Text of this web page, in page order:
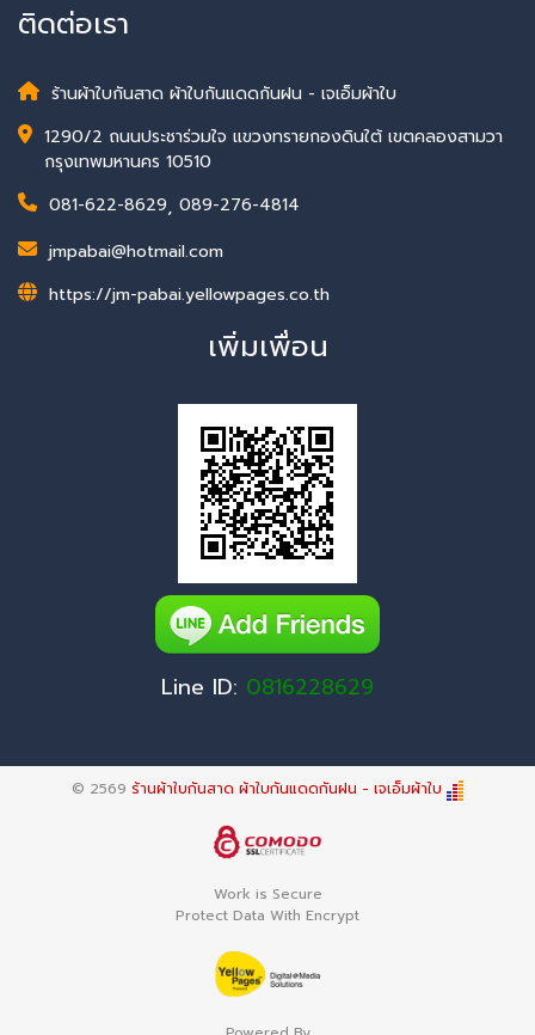
ติดต่อเรา
ร้านผ้าใบกันสาด ผ้าใบกันแดดกันฝน - เจเอ็มผ้าใบ
1290/2 ถนนประชาร่วมใจ แขวงทรายกองดินใต้ เขตคลองสามวา
กรุงเทพมหานคร 10510
081-622-8629, 089-276-4814
jmpabai@hotmail.com
https://jm-pabai.yellowpages.co.th
เพิ่มเพื่อน
Line ID: 0816228629
© 2569 ร้านผ้าใบกันสาด ผ้าใบกันแดดกันฝน - เจเอ็มผ้าใบ
Work is Secure
Protect Data With Encrypt